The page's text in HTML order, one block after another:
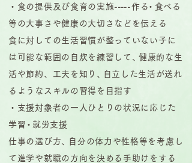
・食の提供及び食育の実施-----作 る・ 食べる
等の大事さや健康の大切さなどを伝える
食に対しての生活習慣が整っていない子に
は可能な範囲の自炊を練習して 、健康的な生
活や節約、工夫を知り 、
自立した生活が送れ
るようなスキルの習得を目指す
・支援対象者の一人ひとりの状況に応じた
学習・ 就労支援
仕事の選び方、
自分の体力や性格等を考慮し
て進学や就職の方向を決める手助けをする